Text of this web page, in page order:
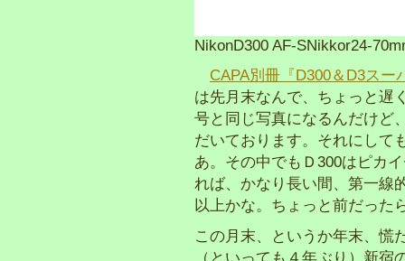
NikonD300 AF-SNikkor24-
CAPA別冊『D300＆D3スー
は先月末なんで、ちょっと遅
号と同じ写真になるんだけど
だいております。それにして
あ。その中でもＤ300はピカ
れば、かなり長い間、第一線
以上かな。ちょっと前だった
この月末、というか年末、慌